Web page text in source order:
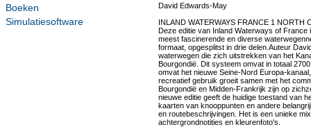
Boeken
Simulatiesoftware
David Edwards-May
INLAND WATERWAYS FRANCE 1 NORTH
Deze editie van Inland Waterways of
meest fascinerende en diverse
formaat, opgesplitst in drie delen.Auteur
waterwegen die zich uitstrekken van het
Bourgondië. Dit systeem omvat in totaal
omvat het nieuwe Seine-Nord Europa-
recreatief gebruik groeit samen met het
Bourgondië en Midden-Frankrijk zijn op
nieuwe editie geeft de huidige toestand van
kaarten van knooppunten en andere
en routebeschrijvingen. Het is een unieke
achtergrondnotities en kleurenfoto's.